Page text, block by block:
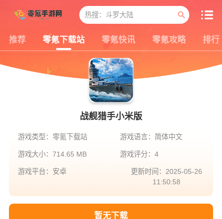
推荐 零氪下载站 零氪快讯 零氪攻略 排行
战舰猎手小米版
游戏类型：零氪下载站 游戏语言：简体中文
游戏大小：714.65 MB 游戏评分：4
游戏平台：安卓
更新时间：2025-05-26
11:50:58
暂无下载